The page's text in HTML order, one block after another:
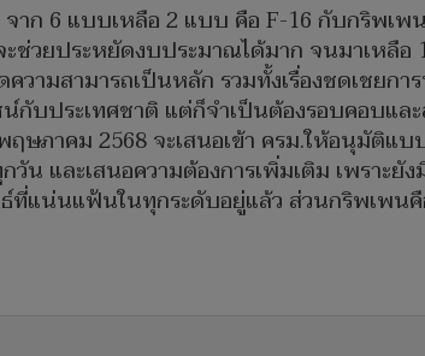
าก 6 แบบเหลือ 2 แบบ คือ F-16 กับกริพเพ
ช่วยประหยัดงบประมาณได้มาก จนมาเหลื
วามสามารถเป็นหลัก รวมทั้งเรื่องชดเชยก
กับประเทศชาติ แต่ก็จำเป็นต้องรอบคอบแล
ภาคม 2568 จะเสนอเข้า ครม.ให้อนุมัติแบ
และเสนอความต้องการเพิ่มเติม เพราะยั
ที่แน่นแฟ้นในทุกระดับอยู่แล้ว ส่วนกริพเพน